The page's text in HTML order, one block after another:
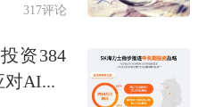
管，禁止网络零
处方销售、专柜专
年人销售，并全面
317评论
资384
对AI...